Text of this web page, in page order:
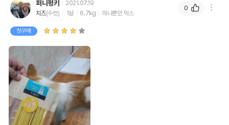
경우 그에 대한 사항
수입자를 함께 표기
AS책임자와 전화번호
또는 소비자상담 관련
전화번호
유통기한
퍼니펑키
2021.07.19
치즈(수컷) 1살 6.7kg 하나뿐인 믹스
첫구매
0